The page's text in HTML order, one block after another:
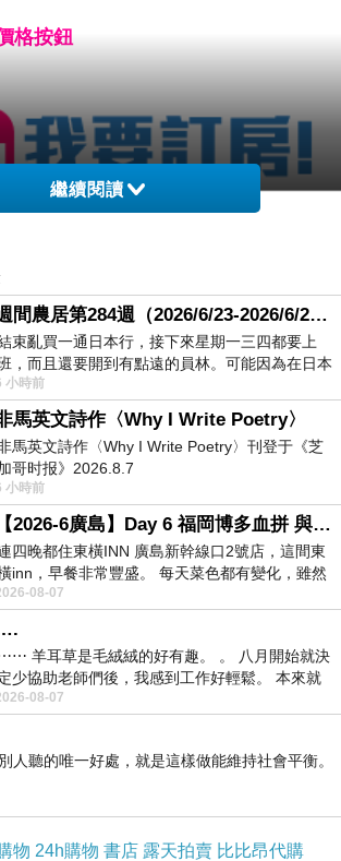
格按鈕
繼續閱讀
週間農居第284週（2026/6/23-2026/6/24) 夏至 金黃稻浪洋溢豐收喜悅
束亂買一通日本行，接下來星期一三四都要上
，而且還要開到有點遠的員林。可能因為在日本
不少錢，星期一出門上班時，心裡沒有一
小時前
馬英文詩作〈Why I Write Poetry〉
馬英文詩作〈Why I Write Poetry〉刊登于《芝
哥时报》2026.8.7
小時前
【2026-6廣島】Day 6 福岡博多血拼 與機場接送少年司機深夜對談
四晚都住東橫INN 廣島新幹線口2號店，這間東
inn，早餐非常豐盛。 每天菜色都有變化，雖然
到工作人員拿出料理包加熱，但
08-07
羊耳草是毛絨絨的好有趣。 。 八月開始就決
少協助老師們後，我感到工作好輕鬆。 本來就
是我的工作啊。 真
08-07
人聽的唯一好處，就是這樣做能維持社會平衡。
物 24h購物 書店 露天拍賣 比比昂代購